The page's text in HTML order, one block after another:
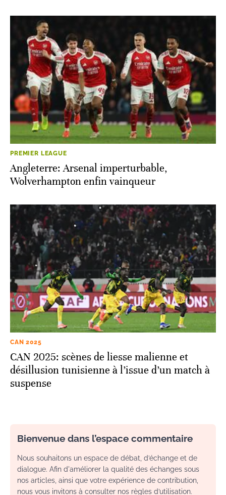
PREMIER LEAGUE
Angleterre: Arsenal imperturbable,
Wolverhampton enfin vainqueur
CAN 2025
CAN 2025: scènes de liesse malienne et
désillusion tunisienne à l’issue d’un match à
suspense
Bienvenue dans l’espace commentaire
Nous souhaitons un espace de débat, d’échange et de
dialogue. Afin d'améliorer la qualité des échanges sous
nos articles, ainsi que votre expérience de contribution,
nous vous invitons à consulter nos règles d’utilisation.